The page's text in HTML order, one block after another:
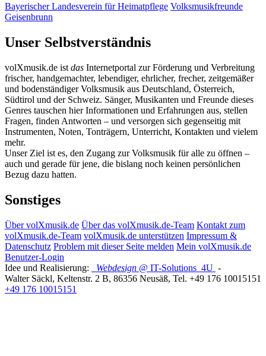
Bayerischer Landesverein für Heimatpflege Volksmusikfreunde
Geisenbrunn
Unser Selbstverständnis
volXmusik.de ist das Internetportal zur Förderung und Verbreitung
frischer, handgemachter, lebendiger, ehrlicher, frecher, zeitgemäßer
und bodenständiger Volksmusik aus Deutschland, Österreich,
Südtirol und der Schweiz. Sänger, Musikanten und Freunde dieses
Genres tauschen hier Informationen und Erfahrungen aus, stellen
Fragen, finden Antworten – und versorgen sich gegenseitig mit
Instrumenten, Noten, Tonträgern, Unterricht, Kontakten und vielem
mehr.
Unser Ziel ist es, den Zugang zur Volksmusik für alle zu öffnen –
auch und gerade für jene, die bislang noch keinen persönlichen
Bezug dazu hatten.
Sonstiges
Über volXmusik.de Über das volXmusik.de-Team Kontakt zum
volXmusik.de-Team volXmusik.de unterstützen Impressum &
Datenschutz Problem mit dieser Seite melden Mein volXmusik.de
Benutzer-Login
Idee und Realisierung:
Webdesign @ IT-Solutions 4U -
Walter Säckl, Keltenstr. 2 B, 86356 Neusäß, Tel. +49 176 10015151
+49 176 10015151